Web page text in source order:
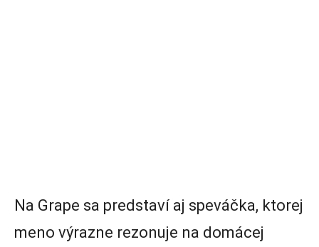
Na Grape sa predstaví aj speváčka, ktorej
meno výrazne rezonuje na domácej